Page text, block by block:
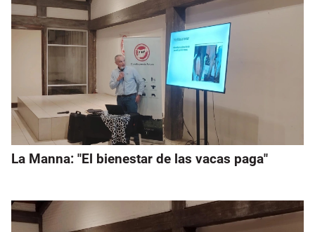
La Manna: "El bienestar de las vacas paga"